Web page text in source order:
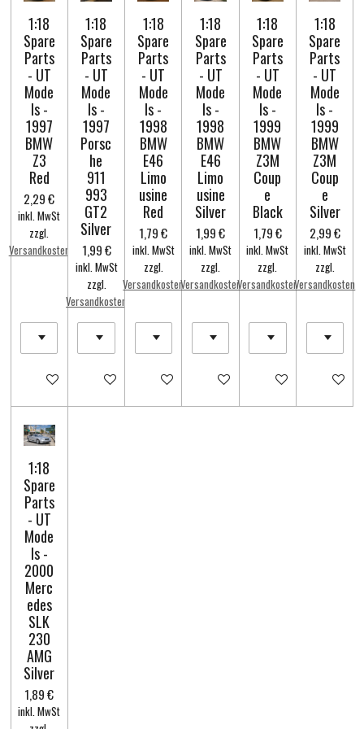
1:18
Spare
Parts
- UT
Mode
ls -
1997
BMW
Z3
Red
2,29 €
inkl. MwSt
zzgl.
Versandkosten
In den Warenkorb
1:18
Spare
Parts
- UT
Mode
ls -
1997
Porsc
he
911
993
GT2
Silver
1,99 €
inkl. MwSt
zzgl.
Versandkosten
In den Warenkorb
1:18
Spare
Parts
- UT
Mode
ls -
1998
BMW
E46
Limo
usine
Red
1,79 €
inkl. MwSt
zzgl.
Versandkosten
In den Warenkorb
1:18
Spare
Parts
- UT
Mode
ls -
1998
BMW
E46
Limo
usine
Silver
1,99 €
inkl. MwSt
zzgl.
Versandkosten
In den Warenkorb
1:18
Spare
Parts
- UT
Mode
ls -
1999
BMW
Z3M
Coup
e
Black
1,79 €
inkl. MwSt
zzgl.
Versandkosten
In den Warenkorb
1:18
Spare
Parts
- UT
Mode
ls -
1999
BMW
Z3M
Coup
e
Silver
2,99 €
inkl. MwSt
zzgl.
Versandkosten
In den
1:18
Spare
Parts
- UT
Mode
ls -
2000
Merc
edes
SLK
230
AMG
Silver
1,89 €
inkl. MwSt